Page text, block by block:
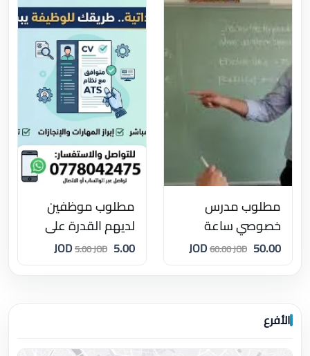
مطلوب مدرس
خصوصي ساعة
باليوم
50.00 JOD
60.00 JOD
مطلوب موظفين
لديهم القدرة على
إعداد cv
5.00 JOD
5.00 JOD
الأفرع